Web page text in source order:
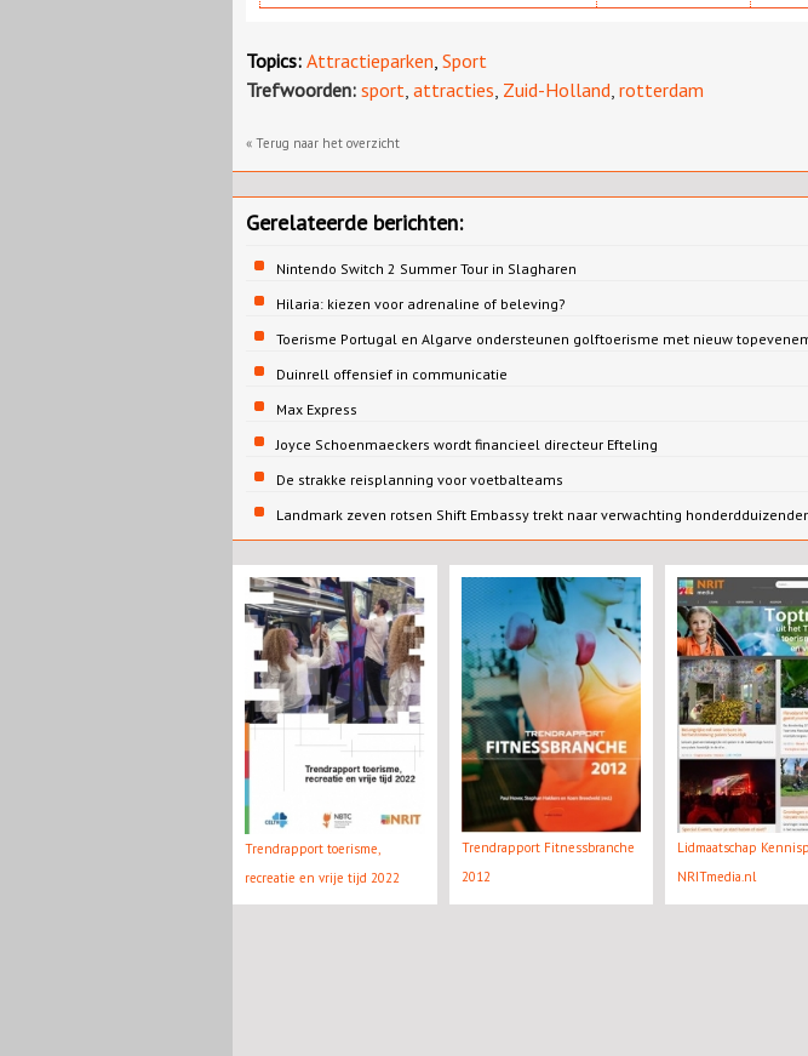
Topics: Attractieparken Sport
Trefwoorden: sport attracties Zuid-Holland rotterdam
« Terug naar het overzicht
Gerelateerde berichten:
Nintendo Switch 2 Summer Tour in Slagharen
Hilaria: kiezen voor adrenaline of beleving?
Toerisme Portugal en Algarve ondersteunen golftoerisme met nieuw
Duinrell offensief in communicatie
Max Express
Joyce Schoenmaeckers wordt financieel directeur Efteling
De strakke reisplanning voor voetbalteams
Landmark zeven rotsen Shift Embassy trekt naar verwachting
Trendrapport toerisme,
recreatie en vrije tijd 2022
Trendrapport Fitnessbranche
2012
Lidmaatschap
NRITmedia.nl